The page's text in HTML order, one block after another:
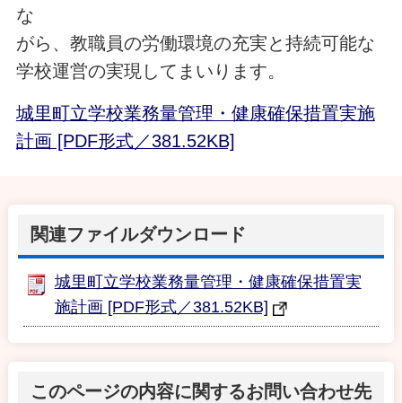
な
がら、教職員の労働環境の充実と持続可能な
学校運営の実現してまいります。
城里町立学校業務量管理・健康確保措置実施
計画 [PDF形式／381.52KB]
関連ファイルダウンロード
城里町立学校業務量管理・健康確保措置実
施計画 [PDF形式／381.52KB]
このページの内容に関するお問い合わせ先